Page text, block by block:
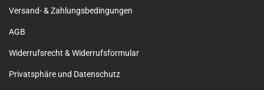
Versand- & Zahlungsbedingungen
AGB
Widerrufsrecht & Widerrufsformular
Privatsphäre und Datenschutz